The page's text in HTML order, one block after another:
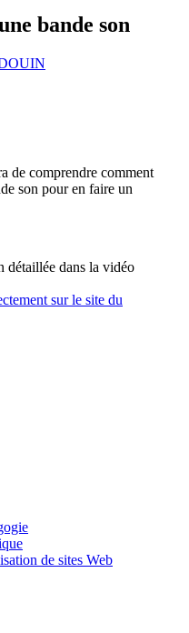
bande son
de comprendre comment
son pour en faire un
dans la vidéo
sur le site du
de sites Web